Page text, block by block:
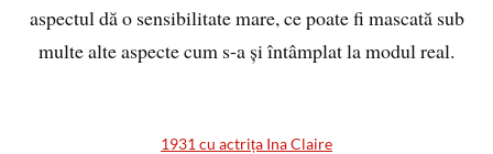
aspectul dă o sensibilitate mare, ce poate fi mascată sub
multe alte aspecte cum s-a și întâmplat la modul real.
1931 cu actrița Ina Claire